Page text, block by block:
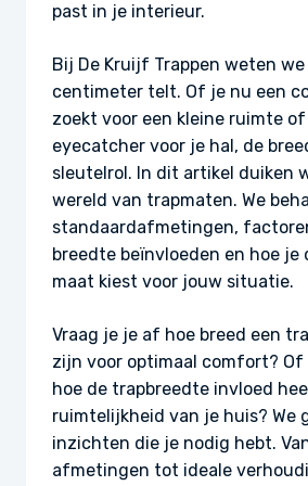
past in je interieur.
Bij De Kruijf Trappen weten
centimeter telt. Of je nu een
zoekt voor een kleine ruimte
eyecatcher voor je hal, de
sleutelrol. In dit artikel duiken
wereld van trapmaten. We
standaardafmetingen,
breedte beïnvloeden en hoe je
maat kiest voor jouw situatie.
Vraag je je af hoe breed een
zijn voor optimaal comfort?
hoe de trapbreedte invloed
ruimtelijkheid van je huis? We
inzichten die je nodig hebt.
afmetingen tot ideale